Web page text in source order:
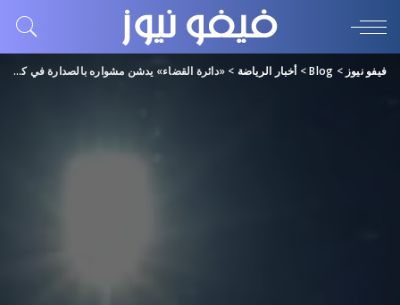
فيفو نيوز >
Blog
> أخبار الرياضة > «دائرة القضاء» يدشن مشواره بالصدارة في كأس منصور بن زايد